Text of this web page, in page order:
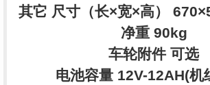
其它 尺寸（长×宽×高）
净重 90kg
车轮附件 可选
电池容量 12V-12AH(机